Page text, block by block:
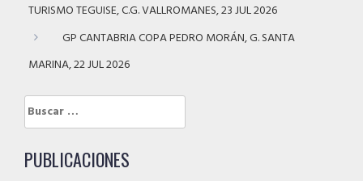
TURISMO TEGUISE, C.G. VALLROMANES, 23 JUL 2026
GP CANTABRIA COPA PEDRO MORÁN, G. SANTA
MARINA, 22 JUL 2026
Buscar:
PUBLICACIONES